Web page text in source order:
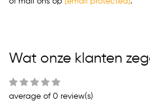
Wat onze klanten
average of 0 review(s)